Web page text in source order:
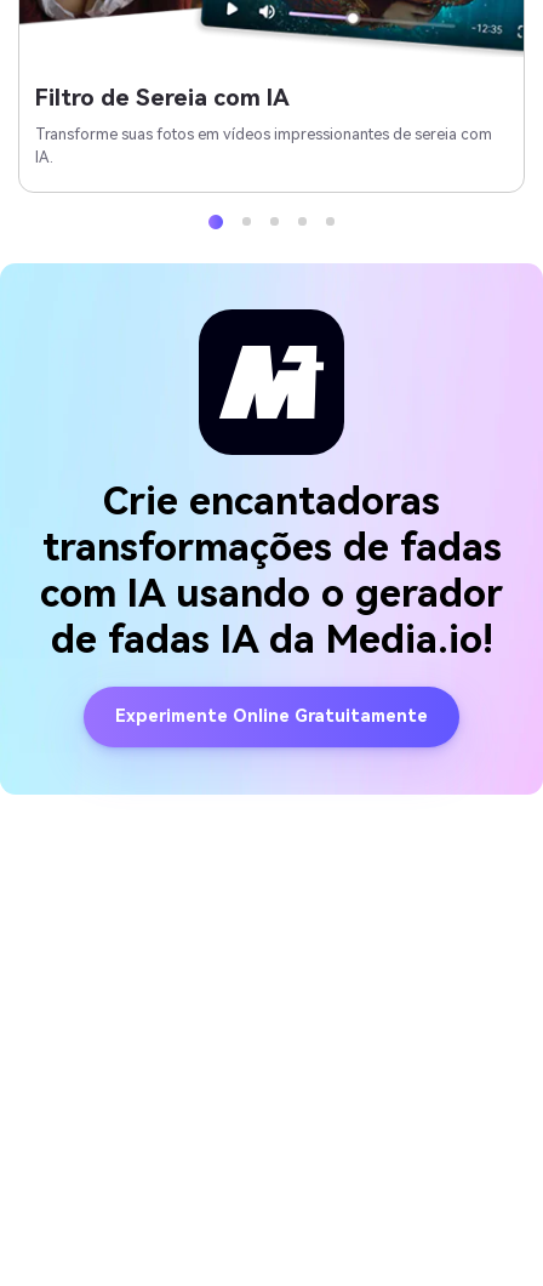
Filtro de Sereia com IA
Transforme suas fotos em vídeos impressionantes de sereia com
IA.
Crie encantadoras
transformações de fadas
com IA usando o gerador
de fadas IA da Media.io!
Experimente Online Gratuitamente